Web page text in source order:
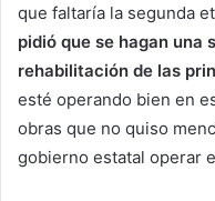
que faltaría la segunda
pidió que se hagan una
rehabilitación de las
esté operando bien en
obras que no quiso
gobierno estatal operar